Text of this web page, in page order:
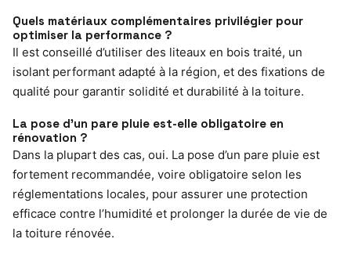
Quels matériaux complémentaires privilégier pour
optimiser la performance ?
Il est conseillé d’utiliser des liteaux en bois traité, un
isolant performant adapté à la région, et des fixations de
qualité pour garantir solidité et durabilité à la toiture.
La pose d’un pare pluie est-elle obligatoire en
rénovation ?
Dans la plupart des cas, oui. La pose d’un pare pluie est
fortement recommandée, voire obligatoire selon les
réglementations locales, pour assurer une protection
efficace contre l’humidité et prolonger la durée de vie de
la toiture rénovée.